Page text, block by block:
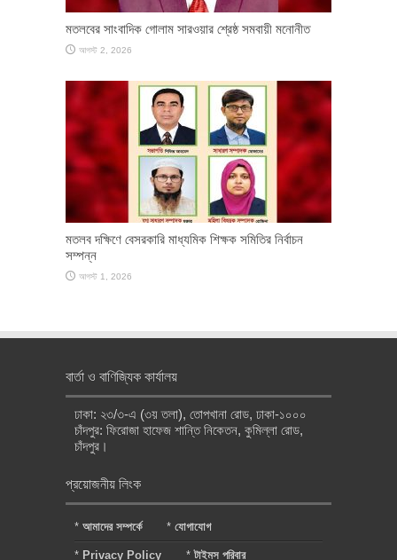
মতলবের সাংবাদিক গোলাম সারওয়ার শ্রেষ্ঠ সমবায়ী মনোনীত
আগস্ট 2, 2026
মতলব দক্ষিণে বেসরকারি মাধ্যমিক শিক্ষক সমিতির নির্বাচন
সম্পন্ন
আগস্ট 1, 2026
বার্তা ও বাণিজ্যিক কার্যালয়
ঢাকা: ২৩/৩-এ (৩য় তলা), তোপখানা রোড, ঢাকা-১০০০
চাঁদপুর: ফিরোজা হাফেজ শান্তি নিকেতন, কুমিল্লা রোড,
চাঁদপুর।
প্রয়োজনীয় লিংক
* আমাদের সম্পর্কে * যোগাযোগ
* Privacy Policy *টাইমস পরিবার